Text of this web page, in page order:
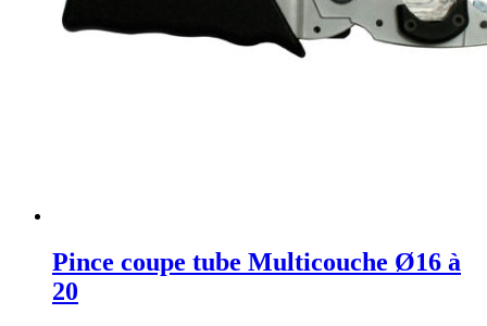
Pince coupe tube Multicouche Ø16 à
20